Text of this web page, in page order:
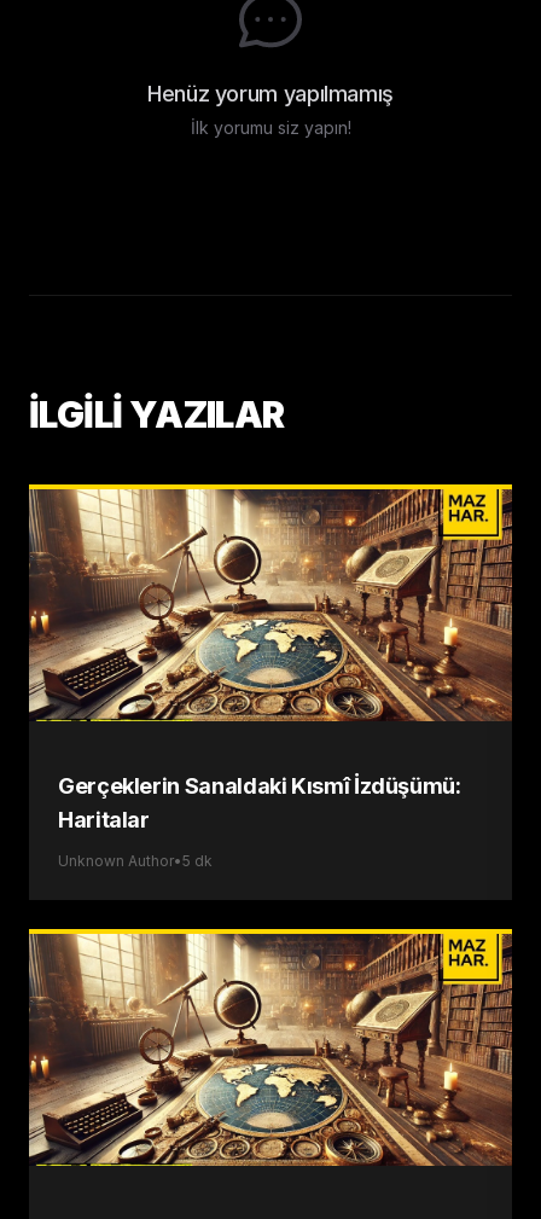
Henüz yorum yapılmamış
İlk yorumu siz yapın!
İLGİLİ YAZILAR
Gerçeklerin Sanaldaki Kısmî İzdüşümü:
Haritalar
Unknown Author•5 dk